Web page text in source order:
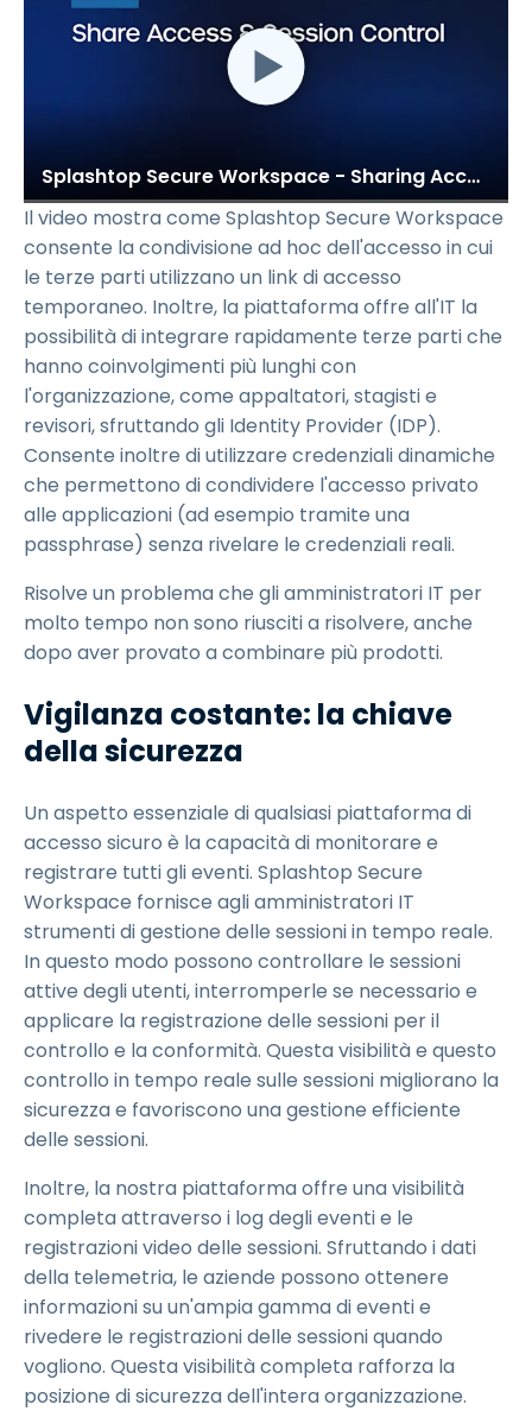
Splashtop Secure Workspace - Sharing Access & Session Control
Il video mostra come Splashtop Secure Workspace
consente la condivisione ad hoc dell'accesso in cui
le terze parti utilizzano un link di accesso
temporaneo. Inoltre, la piattaforma offre all'IT la
possibilità di integrare rapidamente terze parti che
hanno coinvolgimenti più lunghi con
l'organizzazione, come appaltatori, stagisti e
revisori, sfruttando gli Identity Provider (IDP).
Consente inoltre di utilizzare credenziali dinamiche
che permettono di condividere l'accesso privato
alle applicazioni (ad esempio tramite una
passphrase) senza rivelare le credenziali reali.
Risolve un problema che gli amministratori IT per
molto tempo non sono riusciti a risolvere, anche
dopo aver provato a combinare più prodotti.
Vigilanza costante: la chiave
della sicurezza
Un aspetto essenziale di qualsiasi piattaforma di
accesso sicuro è la capacità di monitorare e
registrare tutti gli eventi. Splashtop Secure
Workspace fornisce agli amministratori IT
strumenti di gestione delle sessioni in tempo reale.
In questo modo possono controllare le sessioni
attive degli utenti, interromperle se necessario e
applicare la registrazione delle sessioni per il
controllo e la conformità. Questa visibilità e questo
controllo in tempo reale sulle sessioni migliorano la
sicurezza e favoriscono una gestione efficiente
delle sessioni.
Inoltre, la nostra piattaforma offre una visibilità
completa attraverso i log degli eventi e le
registrazioni video delle sessioni. Sfruttando i dati
della telemetria, le aziende possono ottenere
informazioni su un'ampia gamma di eventi e
rivedere le registrazioni delle sessioni quando
vogliono. Questa visibilità completa rafforza la
posizione di sicurezza dell'intera organizzazione.